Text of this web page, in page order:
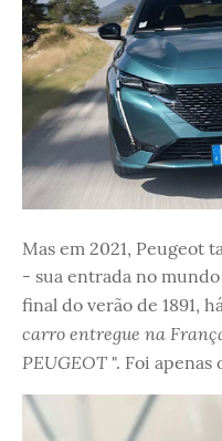
Mas em 2021, Peugeot
- sua entrada no
final do verão de 1891,
carro entregue na
PEUGEOT ". Foi